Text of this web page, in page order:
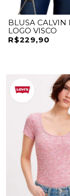
BLUSA CALVIN
LOGO VISCO
R$229,90